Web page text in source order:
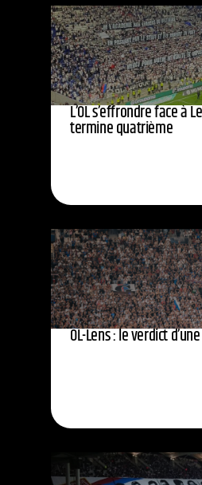
L’OL s’effrondre face à
termine quatrième
OL-Lens : le verdict